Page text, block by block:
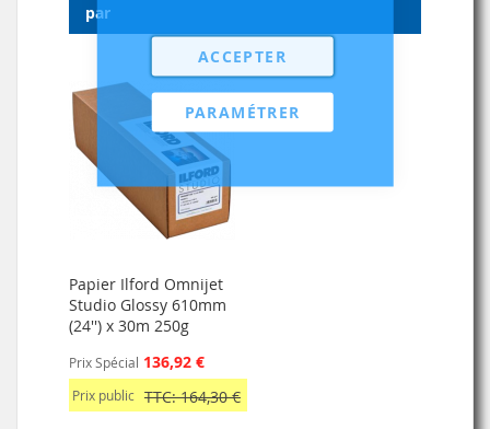
ACCEPTER
PARAMÉTRER
par
Papier Ilford Omnijet
Studio Glossy 610mm
(24'') x 30m 250g
Prix Spécial 136,92 €
Prix public TTC: 164,30 €